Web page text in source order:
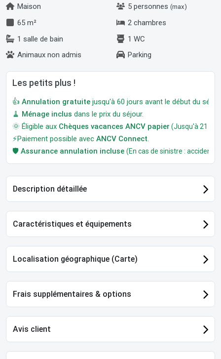
Maison 5 personnes (max)
65 m²
2 chambres
1 salle de bain
1 WC
Animaux non admis
Parking
Les petits plus !
👍 Annulation gratuite jusqu'à 60 jours avant le début du
🧹 Ménage inclus dans le prix du séjour.
🌞 Éligible aux Chèques vacances ANCV papier (Jusqu'à 21
⚡Paiement possible avec ANCV Connect.
🛡️ Assurance annulation incluse (En cas de sinistre : accident,
Description détaillée
Caractéristiques et équipements
Localisation géographique (Carte)
Frais supplémentaires & options
Avis client